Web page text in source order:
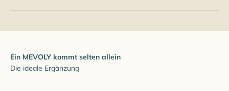
Ein MEVOLY kommt selten allein